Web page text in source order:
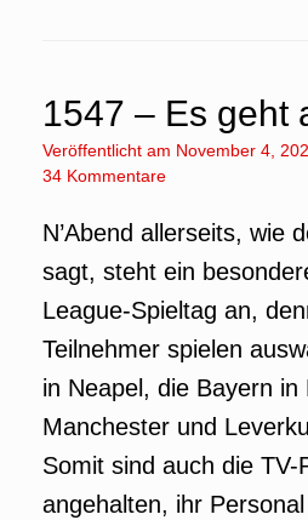
1547 – Es geht
Veröffentlicht am November 4,
34 Kommentare
N’Abend allerseits, wie
sagt, steht ein
League-Spieltag an,
Teilnehmer spielen
in Neapel, die Bayern in
Manchester und
Somit sind auch die TV-
angehalten, ihr